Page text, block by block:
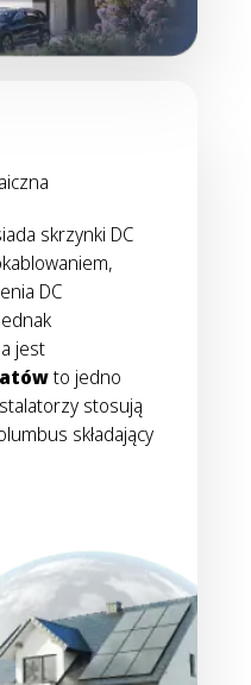
skrzynki DC
DC
jest
to jedno
stosują
składający